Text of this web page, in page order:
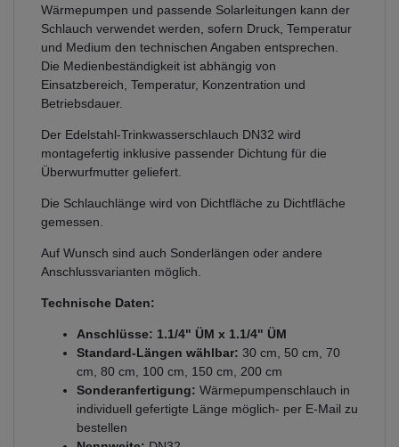
Wärmepumpen und passende Solarleitungen kann der
Schlauch verwendet werden, sofern Druck, Temperatur
und Medium den technischen Angaben entsprechen.
Die Medienbeständigkeit ist abhängig von
Einsatzbereich, Temperatur, Konzentration und
Betriebsdauer.
Der Edelstahl-Trinkwasserschlauch DN32 wird
montagefertig inklusive passender Dichtung für die
Überwurfmutter geliefert.
Die Schlauchlänge wird von Dichtfläche zu Dichtfläche
gemessen.
Auf Wunsch sind auch Sonderlängen oder andere
Anschlussvarianten möglich.
Technische Daten:
Anschlüsse: 1.1/4" ÜM x 1.1/4" ÜM
Standard-Längen wählbar: 30 cm, 50 cm, 70
cm, 80 cm, 100 cm, 150 cm, 200 cm
Sonderanfertigung: Wärmepumpenschlauch in
individuell gefertigte Länge möglich- per E-Mail zu
bestellen